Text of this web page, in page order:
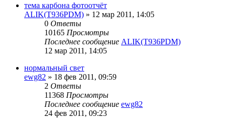
тема карбона фотоотчёт
ALIK(T936PDM) » 12 мар 2011, 14:05
0 Ответы
10165 Просмотры
Последнее сообщение ALIK(T936PDM)
12 мар 2011, 14:05
нормальный свет
ewg82 » 18 фев 2011, 09:59
2 Ответы
11368 Просмотры
Последнее сообщение ewg82
24 фев 2011, 09:23